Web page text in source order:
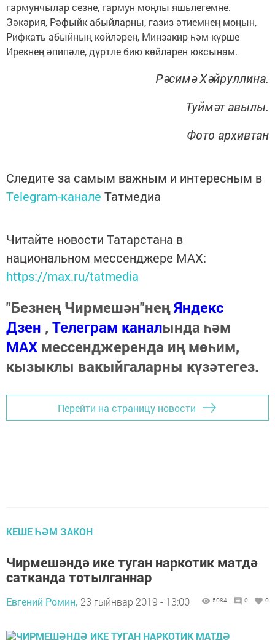
гармунчылар сезне, гармун моңлы яшьлегемне.
Зәкәрия, Рәфыйк абыйларны, газиз әтиемнең моңын,
Рифкать абыйның көйләрен, Минзакир һәм күрше
Ирекнең әпипәле, дүртле бию көйләрен юксынам.
Рәсимә Хәйруллина.
Туймәт авылы.
Фото архивтан
Следите за самым важным и интересным в
Telegram-канале Татмедиа
Читайте новости Татарстана в
национальном мессенджере MАХ:
https://max.ru/tatmedia
"Безнең Чирмешән"неңЯндекс
Дзен , Телеграм каналында һәм
МАХ мессенджеренда иң мөһим,
кызыклы вакыйгаларны күзәтегез.
Перейти на страницу новости
КЕШЕ ҺӘМ ЗАКОН
Чирмешәндә ике туган наркотик матдә
сатканда тотылганнар
Евгений Ромин, 23 гыйнвар 2019 - 13:00 5084 0 0